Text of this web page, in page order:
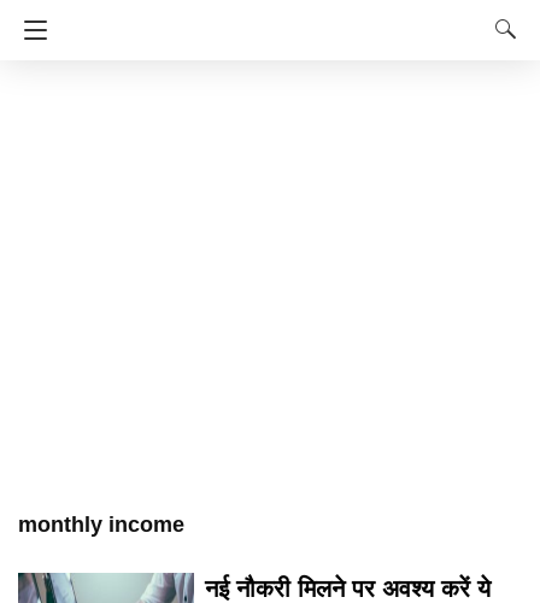
monthly income
नई नौकरी मिलने पर अवश्य करें ये